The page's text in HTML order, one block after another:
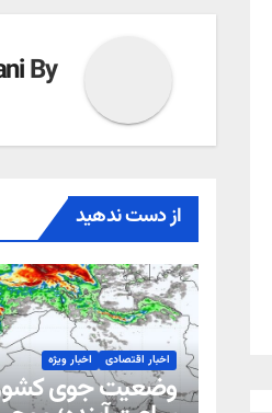
By
از دست ندهید
اخبار اقتصادی اخبار ویژه